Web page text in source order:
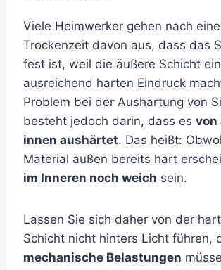
Viele Heimwerker gehen nach
Trockenzeit davon aus, dass das
fest ist, weil die äußere Schicht
ausreichend harten Eindruck
Problem bei der Aushärtung von
besteht jedoch darin, dass es von
innen aushärtet. Das heißt:
Material außen bereits hart
im Inneren noch weich sein.
Lassen Sie sich daher von der
Schicht nicht hinters Licht führen,
mechanische Belastungen